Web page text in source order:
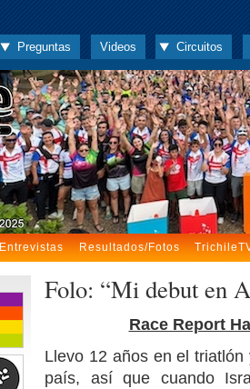
Preguntas Videos Circuitos
Entrevistas Resultados/Fotos
Folo: “Mi debut en
Race Report
Llevo 12 años en el
país, así que cuando